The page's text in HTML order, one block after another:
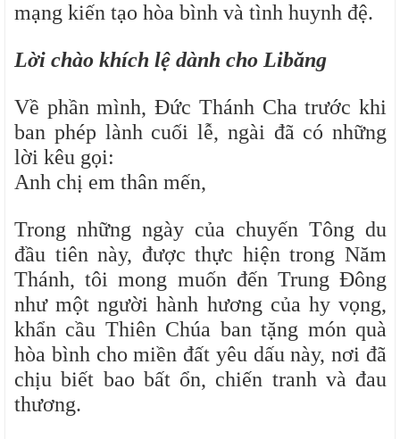
mạng kiến tạo hòa bình và tình huynh đệ.
Lời chào khích lệ dành cho Libăng
Về phần mình, Đức Thánh Cha trước khi
ban phép lành cuối lễ, ngài đã có những
lời kêu gọi:
Anh chị em thân mến,
Trong những ngày của chuyến Tông du
đầu tiên này, được thực hiện trong Năm
Thánh, tôi mong muốn đến Trung Đông
như một người hành hương của hy vọng,
khẩn cầu Thiên Chúa ban tặng món quà
hòa bình cho miền đất yêu dấu này, nơi đã
chịu biết bao bất ổn, chiến tranh và đau
thương.